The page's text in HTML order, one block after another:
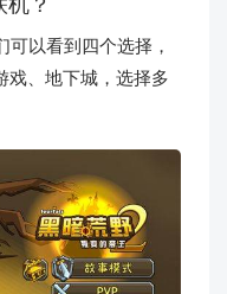
？
可以看到四个选择，
戏、地下城，选择多